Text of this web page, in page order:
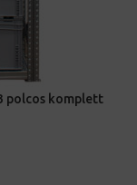
polcos komplett